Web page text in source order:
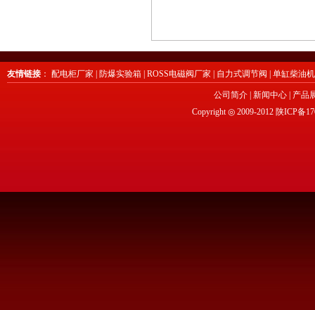
友情链接 ： 配电柜厂家 防爆实验箱 ROSS电磁阀厂家 自力式调节阀 单缸柴油机
公司简介 新闻中心
产品
Copyright ◎ 2009-2012 陕ICP备